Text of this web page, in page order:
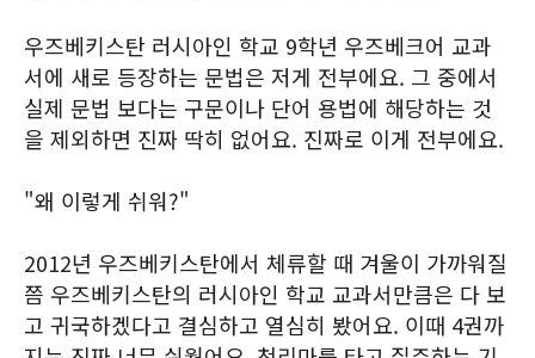
우즈베키스탄 러시아인 학교 9학년 우즈베크어 교과
서에 새로 등장하는 문법은 저게 전부에요. 그 중에서
실제 문법 보다는 구문이나 단어 용법에 해당하는 것
을 제외하면 진짜 딱히 없어요. 진짜로 이게 전부에요.
"왜 이렇게 쉬워?"
2012년 우즈베키스탄에서 체류할 때 겨울이 가까워질
쯤 우즈베키스탄의 러시아인 학교 교과서만큼은 다 보
고 귀국하겠다고 결심하고 열심히 봤어요. 이때 4권까